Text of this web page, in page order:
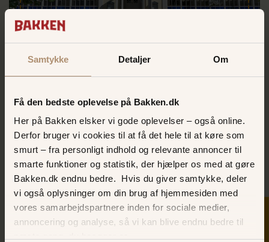
Samtykke Detaljer Om
Få den bedste oplevelse på Bakken.dk
Her på Bakken elsker vi gode oplevelser – også online.
Derfor bruger vi cookies til at få det hele til at køre som
smurt – fra personligt indhold og relevante annoncer til
smarte funktioner og statistik, der hjælper os med at gøre
Bakken.dk endnu bedre. Hvis du giver samtykke, deler
vi også oplysninger om din brug af hjemmesiden med
vores samarbejdspartnere inden for sociale medier,
annoncering og analyse, så vi kan blive endnu bedre til
Selskaber i Postgaarden
Korsbæk på Bakken rammerne for en helt
særlig oplevelse. Hvad end det er en
familiefest, et forretningsmøde eller blot
en festlig lejlighed, så er mulighederne
mange. Kontakt Korsbæk på Bakken og
hør, om Postgaarden eller en af de mange
andre restauranter i Korsbæk er det
rigtige sted for jer.